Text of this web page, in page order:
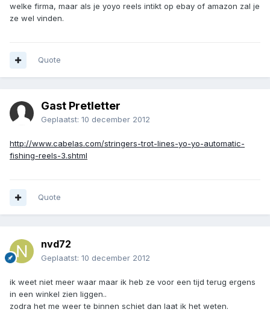
welke firma, maar als je yoyo reels intikt op ebay of amazon zal je
ze wel vinden.
Quote
Gast Pretletter
Geplaatst: 10 december 2012
http://www.cabelas.com/stringers-trot-lines-yo-yo-automatic-
fishing-reels-3.shtml
Quote
nvd72
Geplaatst: 10 december 2012
ik weet niet meer waar maar ik heb ze voor een tijd terug ergens
in een winkel zien liggen..
zodra het me weer te binnen schiet dan laat ik het weten.